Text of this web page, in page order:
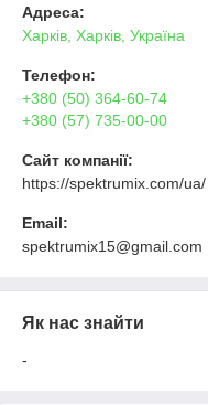
Адреса:
Харків, Харків, Україна
Телефон:
+380 (50) 364-60-74
+380 (57) 735-00-00
Сайт компанії:
https://spektrumix.com/ua/
Email:
spektrumix15@gmail.com
Як нас знайти
-